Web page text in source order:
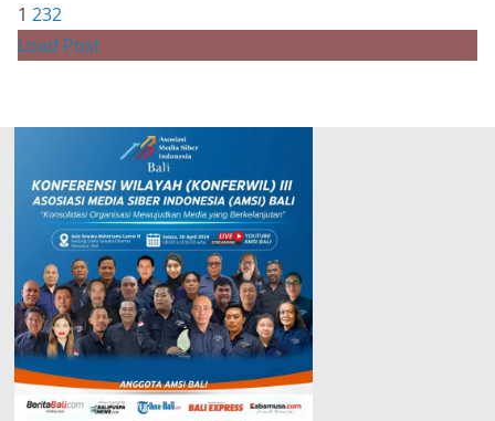
1 232
Load Post